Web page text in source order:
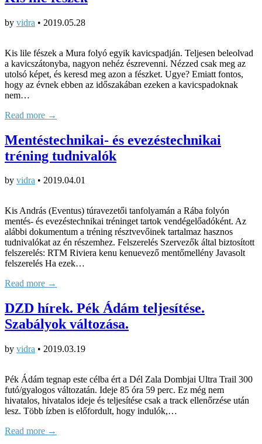
by vidra • 2019.05.28
Kis lile fészek a Mura folyó egyik kavicspadján. Teljesen beleolvad
a kavicszátonyba, nagyon nehéz észrevenni. Nézzed csak meg az
utolsó képet, és keresd meg azon a fészket. Ugye? Emiatt fontos,
hogy az évnek ebben az időszakában ezeken a kavicspadoknak
nem…
Read more →
Mentéstechnikai- és evezéstechnikai
tréning tudnivalók
by vidra • 2019.04.01
Kis András (Eventus) túravezetői tanfolyamán a Rába folyón
mentés- és evezéstechnikai tréninget tartok vendégelőadóként. Az
alábbi dokumentum a tréning résztvevőinek tartalmaz hasznos
tudnivalókat az én részemhez. Felszerelés Szervezők által biztosított
felszerelés: RTM Riviera kenu kenuevező mentőmellény Javasolt
felszerelés Ha ezek…
Read more →
DZD hírek. Pék Ádám teljesítése.
Szabályok változása.
by vidra • 2019.03.19
Pék Ádám tegnap este célba ért a Dél Zala Dombjai Ultra Trail 300
futó/gyalogos változatán. Ideje 85 óra 59 perc. Ez még nem
hivatalos, hivatalos ideje és teljesítése csak a track ellenőrzése után
lesz. Több ízben is előfordult, hogy indulók,…
Read more →